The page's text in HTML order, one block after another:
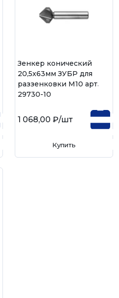
Зенкер конический
20,5х63мм ЗУБР для
раззенковки М10 арт.
29730-10
1 068,00 ₽/шт
Купить